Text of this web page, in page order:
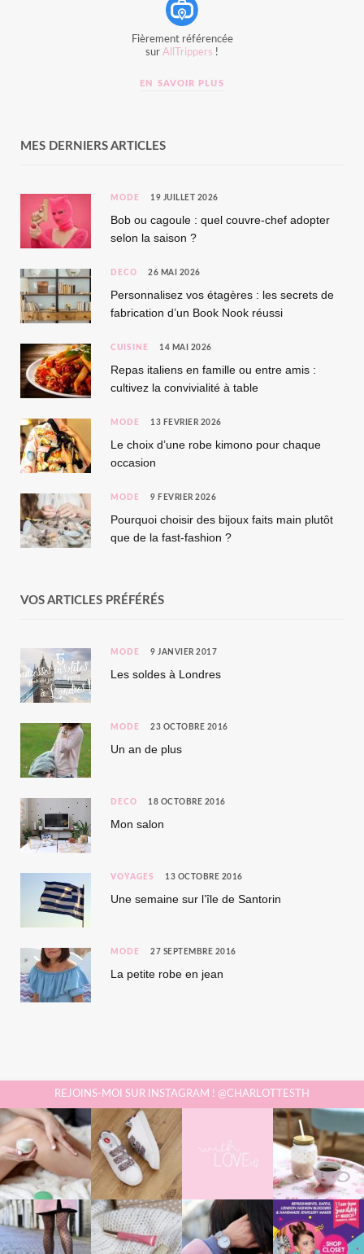
Fièrement référencée
sur AllTrippers !
EN SAVOIR PLUS
MES DERNIERS ARTICLES
MODE 19 JUILLET 2026
Bob ou cagoule : quel couvre-chef adopter
selon la saison ?
DÉCO 26 MAI 2026
Personnalisez vos étagères : les secrets de
fabrication d’un Book Nook réussi
CUISINE 14 MAI 2026
Repas italiens en famille ou entre amis :
cultivez la convivialité à table
MODE 13 FÉVRIER 2026
Le choix d’une robe kimono pour chaque
occasion
MODE 9 FÉVRIER 2026
Pourquoi choisir des bijoux faits main plutôt
que de la fast-fashion ?
VOS ARTICLES PRÉFÉRÉS
MODE 9 JANVIER 2017
Les soldes à Londres
MODE 23 OCTOBRE 2016
Un an de plus
DÉCO 18 OCTOBRE 2016
Mon salon
VOYAGES 13 OCTOBRE 2016
Une semaine sur l’île de Santorin
MODE 27 SEPTEMBRE 2016
La petite robe en jean
REJOINS-MOI SUR INSTAGRAM ! @CHARLOTTESTH